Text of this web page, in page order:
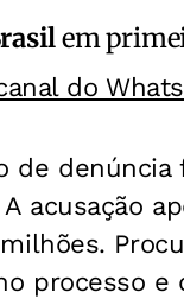
em
do
de
A acusação
processo e